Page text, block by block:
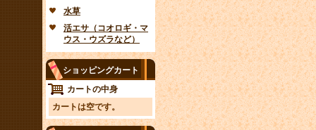
水草
活エサ（コオロギ・マ
ウス・ウズラなど）
ショッピングカート
カートの中身
カートは空です。